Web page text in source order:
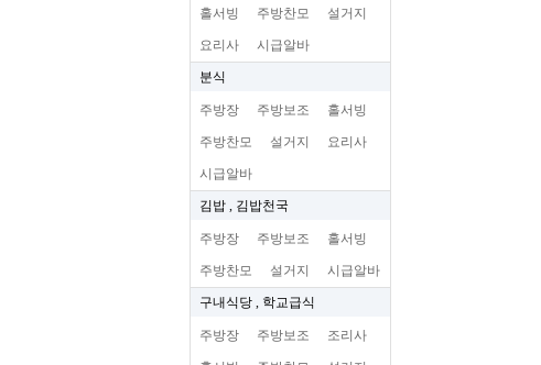
홀서빙 주방찬모 설거지
요리사 시급알바
분식
주방장 주방보조 홀서빙
주방찬모 설거지 요리사
시급알바
김밥 , 김밥천국
주방장 주방보조 홀서빙
주방찬모 설거지 시급알바
구내식당 , 학교급식
주방장 주방보조 조리사